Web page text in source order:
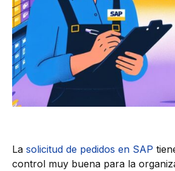
La solicitud de pedidos en SAP
control muy buena para la